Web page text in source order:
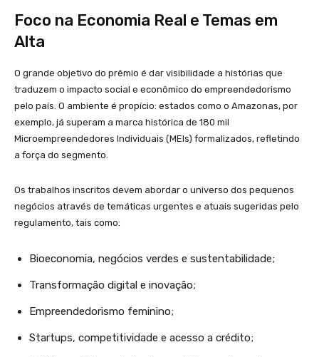
Foco na Economia Real e Temas em
Alta
O grande objetivo do prêmio é dar visibilidade a histórias que
traduzem o impacto social e econômico do empreendedorismo
pelo país. O ambiente é propício: estados como o Amazonas, por
exemplo, já superam a marca histórica de 180 mil
Microempreendedores Individuais (MEIs) formalizados, refletindo
a força do segmento.
Os trabalhos inscritos devem abordar o universo dos pequenos
negócios através de temáticas urgentes e atuais sugeridas pelo
regulamento, tais como:
Bioeconomia, negócios verdes e sustentabilidade;
Transformação digital e inovação;
Empreendedorismo feminino;
Startups, competitividade e acesso a crédito;